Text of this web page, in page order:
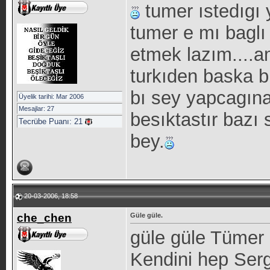
Üyelik tarihi: Mar 2006
Mesajlar: 27
Tecrübe Puanı: 21
tumer ıstedıgı
tumer e mı
etmek
turkıden baska
bı sey
besıktastır
bey.
20-03-2006, 18:58
che_chen Güle güle.
güle güle
Kendini hep